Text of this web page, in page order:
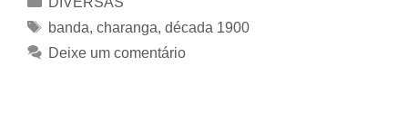
Tags
banda, charanga, década 1900
Deixe um comentário